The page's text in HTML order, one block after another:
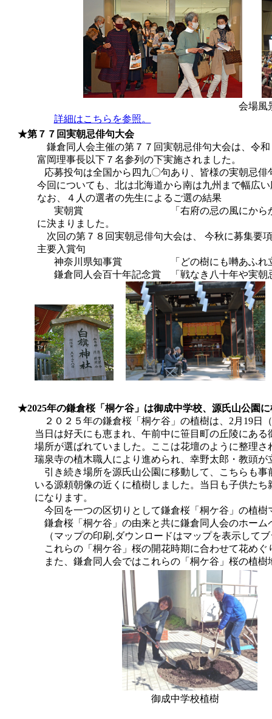
会場風景 理事長挨
詳細はこちらを参照。
★第７７回実朝忌俳句大会
鎌倉同人会主催の第７７回実朝忌俳句大会は、令
富岡理事長以下７名参列の下実施されました。
応募投句は全国から四九〇句あり、皆様の実朝忌俳句
今回についても、北は北海道から南は九州まで幅広い
なお、４人の選者の先生によるご選の結果
実朝賞 「右府の忌の風にからから干若布
に決まりました。
次回の第７８回実朝忌俳句大会は、
今秋に募集要
主要入賞句
神奈川県知事賞 「どの樹にも囀あふれ立
鎌倉同人会百十年記念賞 「戦なき八十年や実朝
★2025年の鎌倉桜「桐ケ谷」は御成中学校、源氏山公園
２０２５年の鎌倉桜「桐ケ谷」の植樹は、2月19日（水
当日は好天にも恵まれ、午前中に笹目町の丘陵にある御
場所が選ばれていました。ここは花壇のように整理され
瑞泉寺の植木職人により進められ、幸野太郎・教頭が立
引き続き場所を源氏山公園に移動して、こちらも事前
いる源頼朝像の近くに植樹しました。当日も子供たち
になります。
今回を一つの区切りとして鎌倉桜「桐ケ谷」の植樹マ
鎌倉桜「桐ケ谷」の由来と共に鎌倉同人会のホームペ
（マップの印刷,ダウンロードはマップを表示してブラ
これらの「桐ケ谷」桜の開花時期に合わせて花めぐり
また、鎌倉同人会ではこれらの「桐ケ谷」桜の植樹地
御成中学校植樹